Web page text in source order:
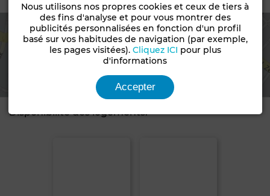
Voir la carte
Disponibilité des logements:
Nous utilisons nos propres cookies et ceux de tiers à
des fins d'analyse et pour vous montrer des
publicités personnalisées en fonction d'un profil
basé sur vos habitudes de navigation (par exemple,
les pages visitées). Cliquez ICI pour plus
d'informations
Accepter